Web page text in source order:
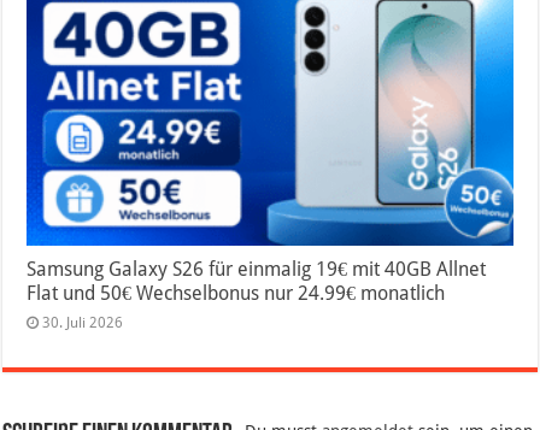
Samsung Galaxy S26 für einmalig 19€ mit 40GB Allnet
Flat und 50€ Wechselbonus nur 24.99€ monatlich
30. Juli 2026